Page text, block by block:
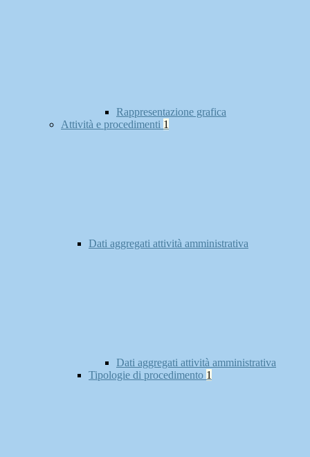
Rappresentazione grafica
Attività e procedimenti 1
Dati aggregati attività amministrativa
Dati aggregati attività amministrativa
Tipologie di procedimento 1